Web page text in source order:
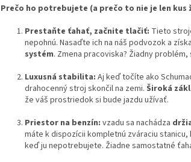
Prečo ho potrebujete (a prečo to nie je len kus
Prestaňte ťahať, začnite tlačiť: Tieto
nepohnú. Nasaďte ich na náš podvozok a
systém. Zmena pracoviska? Žiadny problém,
Luxusná stabilita: Aj keď točíte ako
drahocenný stroj skončil na zemi. Široká
že váš prostriedok si bude jazdu užívať.
Priestor na benzín: vzadu sa nachádza
máte k dispozícii kompletnú zváraciu
keď ju nepotrebujete. Žiadne samostatné